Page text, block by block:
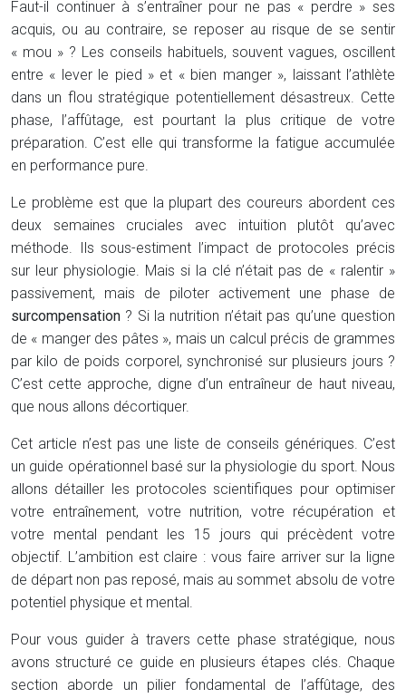
Faut-il continuer à s’entraîner pour ne pas « perdre » ses
acquis, ou au contraire, se reposer au risque de se sentir
« mou » ? Les conseils habituels, souvent vagues, oscillent
entre « lever le pied » et « bien manger », laissant l’athlète
dans un flou stratégique potentiellement désastreux. Cette
phase, l’affûtage, est pourtant la plus critique de votre
préparation. C’est elle qui transforme la fatigue accumulée
en performance pure.
Le problème est que la plupart des coureurs abordent ces
deux semaines cruciales avec intuition plutôt qu’avec
méthode. Ils sous-estiment l’impact de protocoles précis
sur leur physiologie. Mais si la clé n’était pas de « ralentir »
passivement, mais de piloter activement une phase de
surcompensation ? Si la nutrition n’était pas qu’une question
de « manger des pâtes », mais un calcul précis de grammes
par kilo de poids corporel, synchronisé sur plusieurs jours ?
C’est cette approche, digne d’un entraîneur de haut niveau,
que nous allons décortiquer.
Cet article n’est pas une liste de conseils génériques. C’est
un guide opérationnel basé sur la physiologie du sport. Nous
allons détailler les protocoles scientifiques pour optimiser
votre entraînement, votre nutrition, votre récupération et
votre mental pendant les 15 jours qui précèdent votre
objectif. L’ambition est claire : vous faire arriver sur la ligne
de départ non pas reposé, mais au sommet absolu de votre
potentiel physique et mental.
Pour vous guider à travers cette phase stratégique, nous
avons structuré ce guide en plusieurs étapes clés. Chaque
section aborde un pilier fondamental de l’affûtage, des